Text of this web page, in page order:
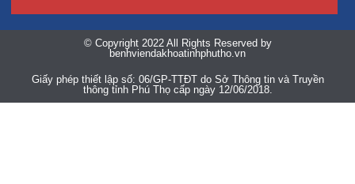
© Copyright 2022 All Rights Reserved by
benhviendakhoatinhphutho.vn
Giấy phép thiết lập số: 06/GP-TTĐT do Sở Thông tin và Truyền
thông tỉnh Phú Thọ cấp ngày 12/06/2018.